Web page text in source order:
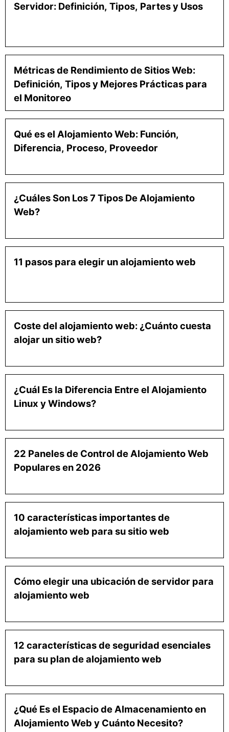
Servidor: Definición, Tipos, Partes y Usos
Métricas de Rendimiento de Sitios Web:
Definición, Tipos y Mejores Prácticas para
el Monitoreo
Qué es el Alojamiento Web: Función,
Diferencia, Proceso, Proveedor
¿Cuáles Son Los 7 Tipos De Alojamiento
Web?
11 pasos para elegir un alojamiento web
Coste del alojamiento web: ¿Cuánto cuesta
alojar un sitio web?
¿Cuál Es la Diferencia Entre el Alojamiento
Linux y Windows?
22 Paneles de Control de Alojamiento Web
Populares en 2026
10 características importantes de
alojamiento web para su sitio web
Cómo elegir una ubicación de servidor para
alojamiento web
12 características de seguridad esenciales
para su plan de alojamiento web
¿Qué Es el Espacio de Almacenamiento en
Alojamiento Web y Cuánto Necesito?